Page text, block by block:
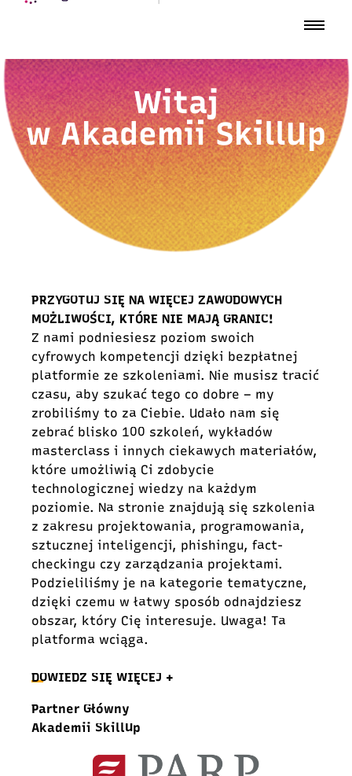
Witaj
w Akademii SkillUp
PRZYGOTUJ SIĘ NA WIĘCEJ ZAWODOWYCH
MOŻLIWOŚCI, KTÓRE NIE MAJĄ GRANIC!
Z nami podniesiesz poziom swoich
cyfrowych kompetencji dzięki bezpłatnej
platformie ze szkoleniami. Nie musisz tracić
czasu, aby szukać tego co dobre – my
zrobiliśmy to za Ciebie. Udało nam się
zebrać blisko 100 szkoleń, wykładów
masterclass i innych ciekawych materiałów,
które umożliwią Ci zdobycie
technologicznej wiedzy na każdym
poziomie. Na stronie znajdują się szkolenia
z zakresu projektowania, programowania,
sztucznej inteligencji, phishingu, fact-
checkingu czy zarządzania projektami.
Podzieliliśmy je na kategorie tematyczne,
dzięki czemu w łatwy sposób odnajdziesz
obszar, który Cię interesuje. Uwaga! Ta
platforma wciąga.
DOWIEDZ SIĘ WIĘCEJ +
Partner Główny
Akademii SkillUp